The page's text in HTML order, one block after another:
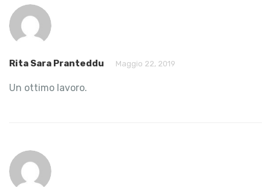
Rita Sara Pranteddu Maggio 22, 2019
Un ottimo lavoro.